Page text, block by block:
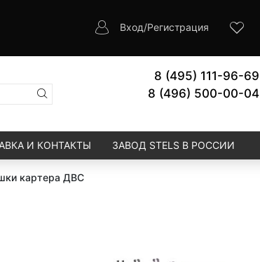
Вход/Регистрация
8 (495) 111-96-69
8 (496) 500-00-04
И КОНТАКТЫ ЗАВОД STELS В РОССИИ
картера ДВС